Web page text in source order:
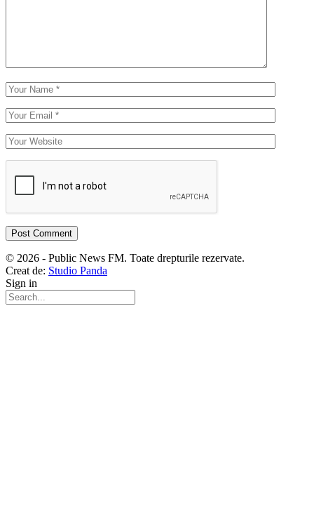
© 2026 - Public News FM. Toate drepturile rezervate.
Creat de: Studio Panda
Sign in